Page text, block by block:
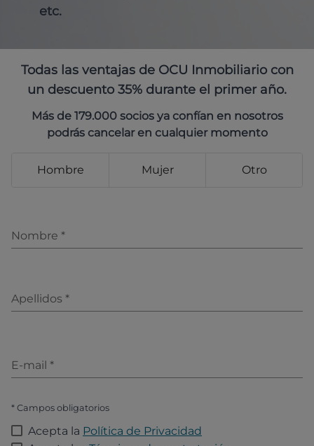
etc.
Todas las ventajas de OCU Inmobiliario con
un descuento 35% durante el primer año.
Más de 179.000 socios ya confían en nosotros
podrás cancelar en cualquier momento
Hombre Mujer Otro
Nombre *
Apellidos *
E-mail *
* Campos obligatorios
Acepta la Política de Privacidad